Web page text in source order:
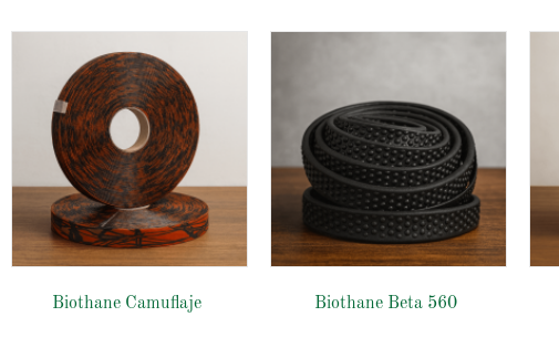
Biothane Camuflaje Biothane Beta 560